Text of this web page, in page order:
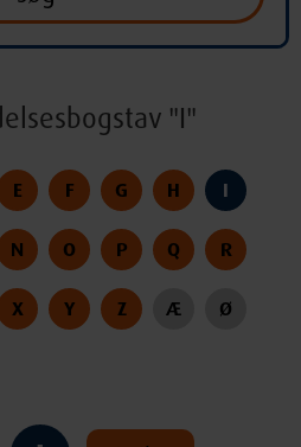
"I"
E F G H I
N O P Q R
X Y Z Æ Ø